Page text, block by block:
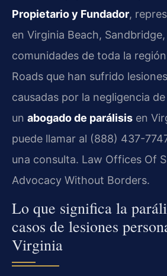
Propietario y Fundador,
en Virginia Beach,
comunidades de toda la
Roads que han sufrido
causadas por la negligencia
un abogado de parálisis en
puede llamar al (888) 437-
una consulta. Law Offices Of
Advocacy Without Borders.
Lo que significa la
casos de lesiones
Virginia